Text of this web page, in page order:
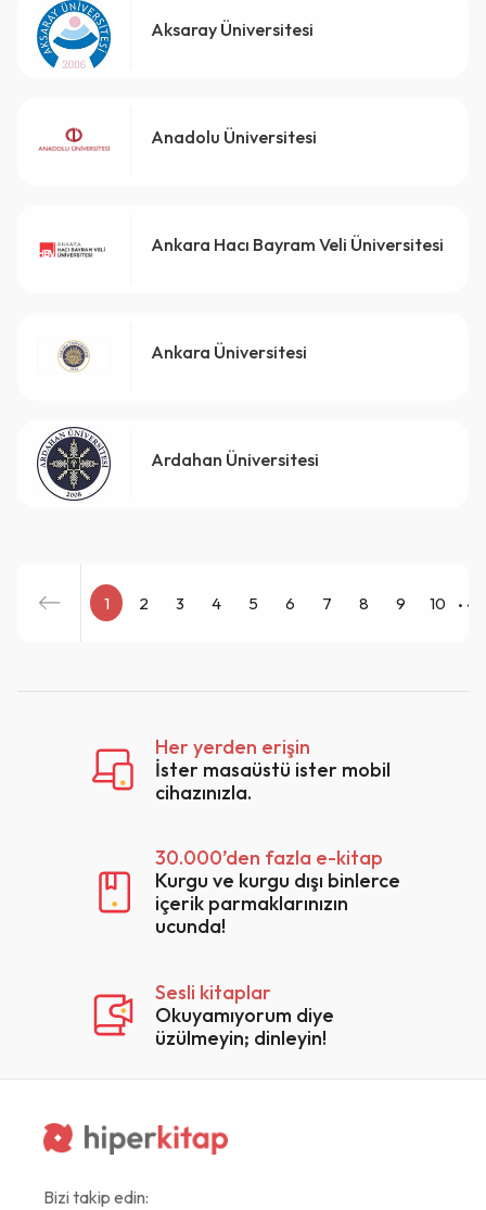
Aksaray Üniversitesi
Anadolu Üniversitesi
Ankara Hacı Bayram Veli Üniversitesi
Ankara Üniversitesi
Ardahan Üniversitesi
1 2 3 4 5 6 7 8 9 10 ...
Her yerden erişin
İster masaüstü ister mobil
cihazınızla.
30.000’den fazla e-kitap
Kurgu ve kurgu dışı binlerce
içerik parmaklarınızın
ucunda!
Sesli kitaplar
Okuyamıyorum diye
üzülmeyin; dinleyin!
Bizi takip edin: